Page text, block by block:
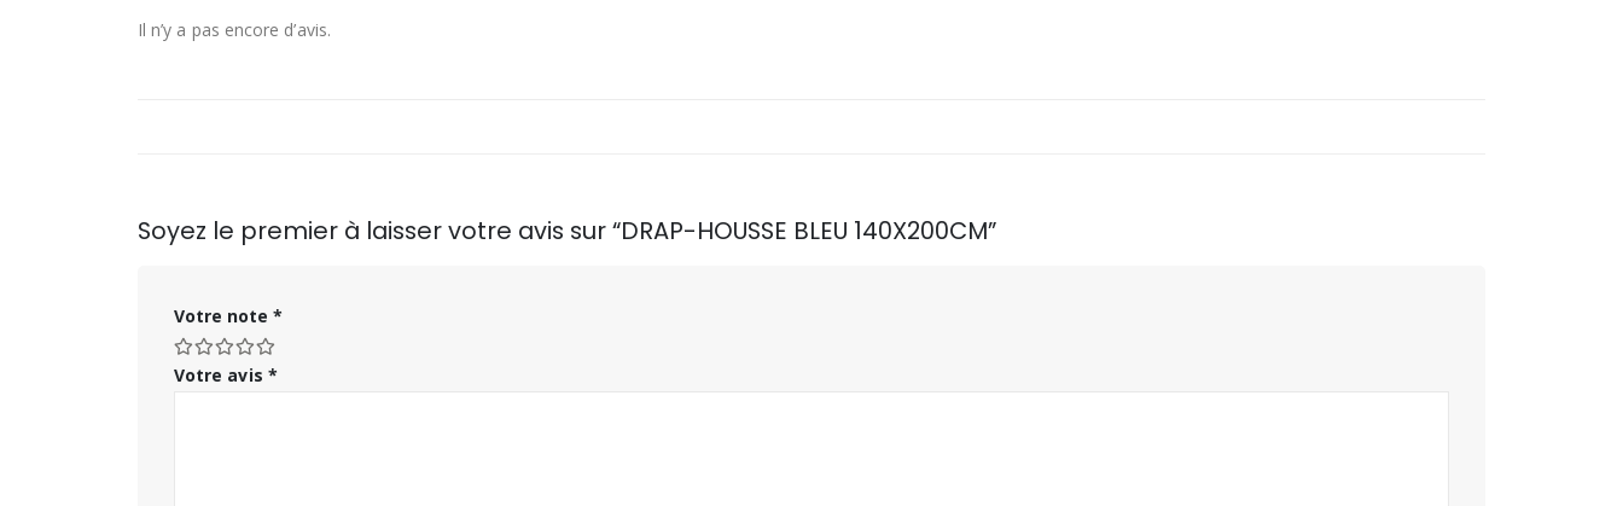
Il n’y a pas encore d’avis.
Soyez le premier à laisser votre avis sur “DRAP-HOUSSE BLEU 140X200CM”
Votre note *
Votre avis *